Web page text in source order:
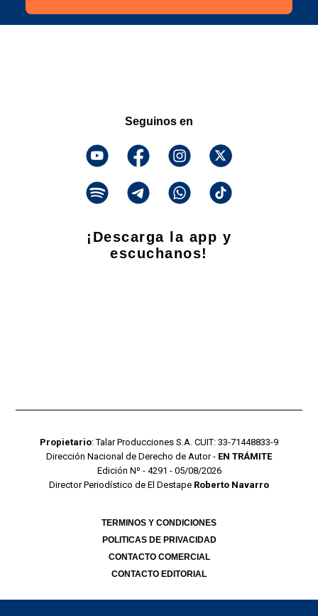
Seguinos en
¡Descarga la app y
escuchanos!
Propietario: Talar Producciones S.A. CUIT: 33-71448833-9
Dirección Nacional de Derecho de Autor - EN TRÁMITE
Edición Nº - 4291 - 05/08/2026
Director Periodístico de El Destape Roberto Navarro
TERMINOS Y CONDICIONES
POLITICAS DE PRIVACIDAD
CONTACTO COMERCIAL
CONTACTO EDITORIAL